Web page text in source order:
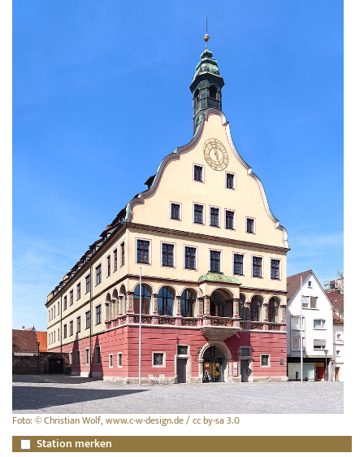
Foto: © Christian Wolf, www.c-w-design.de / cc by-sa 3.0
Station merken